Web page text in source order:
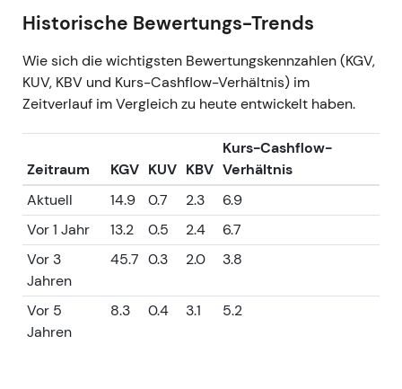
Historische Bewertungs-Trends
Wie sich die wichtigsten Bewertungskennzahlen (KGV,
KUV, KBV und Kurs-Cashflow-Verhältnis) im
Zeitverlauf im Vergleich zu heute entwickelt haben.
Zeitraum KGV KUV KBV
Kurs-Cashflow-
Verhältnis
Aktuell
14.9 0.7 2.3
6.9
Vor 1 Jahr
13.2 0.5 2.4
6.7
Vor 3
Jahren
45.7 0.3 2.0 3.8
Vor 5
Jahren
8.3 0.4 3.1 5.2